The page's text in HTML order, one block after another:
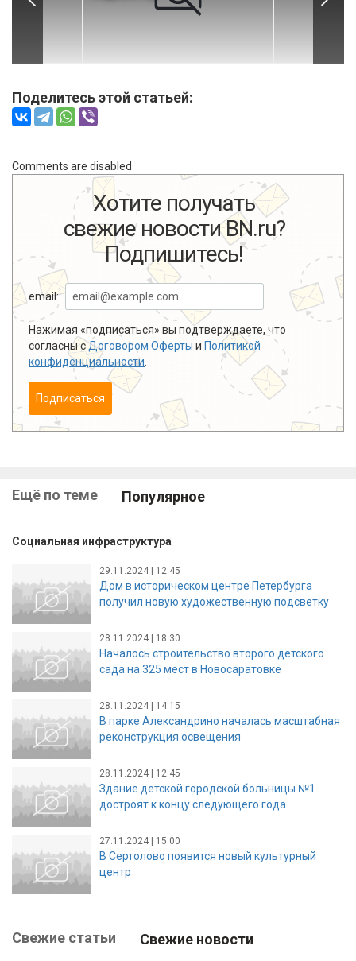
Поделитесь этой статьей:
Comments are disabled
Хотите получать
свежие новости BN.ru?
Подпишитесь!
email:
Нажимая «подписаться» вы подтверждаете, что
согласны сДоговором Оферты и Политикой
конфиденциальности
Подписаться
Ещё по теме Популярное
Социальная инфраструктура
29.11.2024 | 12:45
Дом в историческом центре Петербурга
получил новую художественную подсветку
28.11.2024 | 18:30
Началось строительство второго детского
сада на 325 мест в Новосаратовке
28.11.2024 | 14:15
В парке Александрино началась масштабная
реконструкция освещения
28.11.2024 | 12:45
Здание детской городской больницы №1
достроят к концу следующего года
27.11.2024 | 15:00
В Сертолово появится новый культурный
центр
Свежие статьи Свежие новости